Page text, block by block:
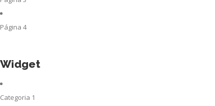
Página 4
Widget
Categoria 1